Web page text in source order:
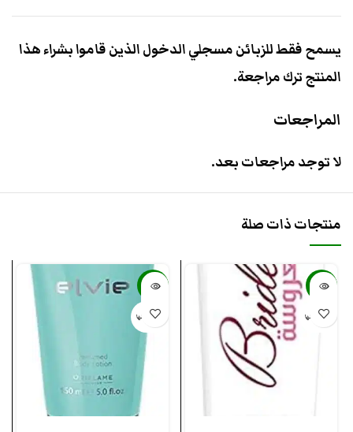
المراجعات
لا توجد مراجعات بعد.
يسمح فقط للزبائن مسجلي الدخول الذين قاموا بشراء هذا
المنتج ترك مراجعة.
منتجات ذات صلة
-50%
بيعت كلها
-32%
بيعت كلها